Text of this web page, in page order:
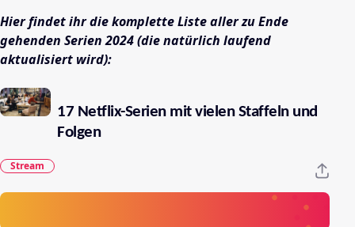
Hier findet ihr die komplette Liste aller zu Ende
gehenden Serien 2024 (die natürlich laufend
aktualisiert wird):
17 Netflix-Serien mit vielen Staffeln und
Folgen
Stream